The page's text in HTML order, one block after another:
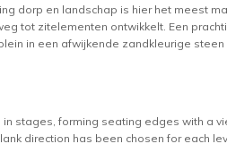
dorp en landschap is hier het meest
tot zitelementen ontwikkelt. Een
in een afwijkende zandkleurige steen
stages, forming seating edges with a
direction has been chosen for each